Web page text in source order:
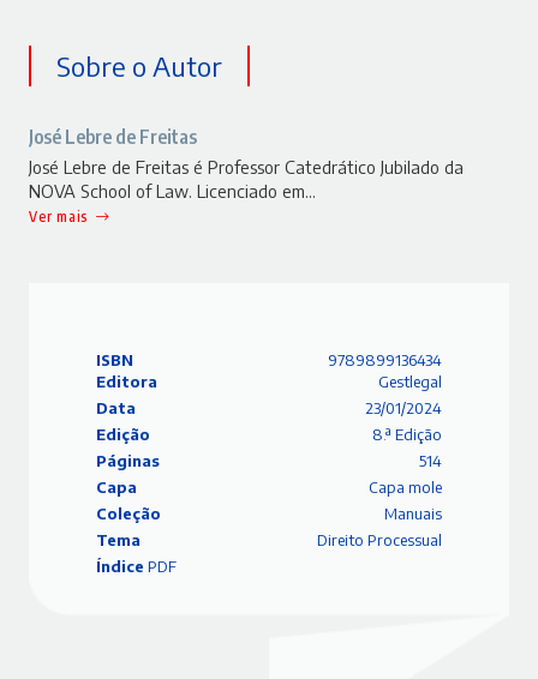
Sobre o Autor
José Lebre de Freitas
José Lebre de Freitas é Professor Catedrático Jubilado da
NOVA School of Law. Licenciado em…
Ver mais
ISBN
9789899136434
Editora
Gestlegal
Data
23/01/2024
Edição
8.ª Edição
Páginas
514
Capa
Capa mole
Coleção
Manuais
Tema
Direito Processual
Índice PDF